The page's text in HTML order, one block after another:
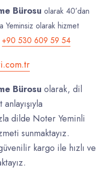
Bürosu olarak 40’dan
Yeminsiz olarak hizmet
+90 530 609 59 54
Bürosu olarak, dil
dilde Noter Yeminli
sunmaktayız.
kargo ile hızlı ve